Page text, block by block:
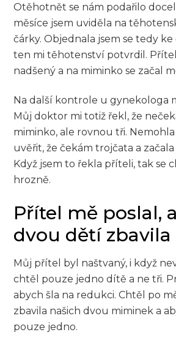
Otěhotnět se nám podařilo
měsíce jsem uviděla na
čárky. Objednala jsem se tedy
ten mi těhotenství potvrdil.
nadšený a na miminko se začal
Na další kontrole u gynekologa
Můj doktor mi totiž řekl, že
miminko, ale rovnou tři.
uvěřit, že čekám trojčata a
Když jsem to řekla příteli, tak se
hrozně.
Přítel mě poslal,
dvou dětí zbavila
Můj přítel byl naštvaný, i když
chtěl pouze jedno dítě a ne tři.
abych šla na redukci. Chtěl po
zbavila našich dvou miminek a
pouze jedno.